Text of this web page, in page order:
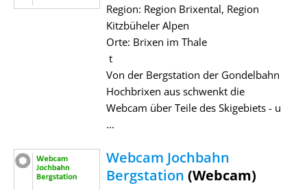
Region: Region Brixental, Region
Kitzbüheler Alpen
Orte: Brixen im Thale
t
Von der Bergstation der Gondelbahn
Hochbrixen aus schwenkt die
Webcam über Teile des Skigebiets - u
...
Webcam Jochbahn
Bergstation (Webcam)